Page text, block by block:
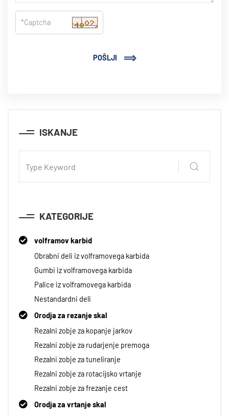
ISKANJE
KATEGORIJE
volframov karbid
Obrabni deli iz volframovega karbida
Gumbi iz volframovega karbida
Palice iz volframovega karbida
Nestandardni deli
Orodja za rezanje skal
Rezalni zobje za kopanje jarkov
Rezalni zobje za rudarjenje premoga
Rezalni zobje za tuneliranje
Rezalni zobje za rotacijsko vrtanje
Rezalni zobje za frezanje cest
Orodja za vrtanje skal
POŠLJI